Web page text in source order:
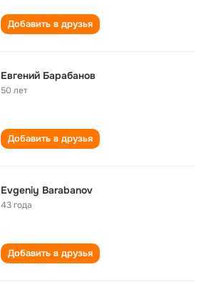
Добавить в друзья
Евгений Барабанов
50 лет
Добавить в друзья
Evgeniy Barabanov
43 года
Добавить в друзья